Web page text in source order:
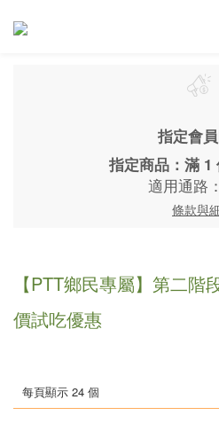
指定會員
指定商品：滿 1
適用通路：
條款與
【PTT鄉民專屬】第二階
價試吃優惠
每頁顯示 24 個